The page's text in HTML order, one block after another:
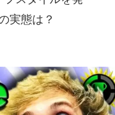
実態は？